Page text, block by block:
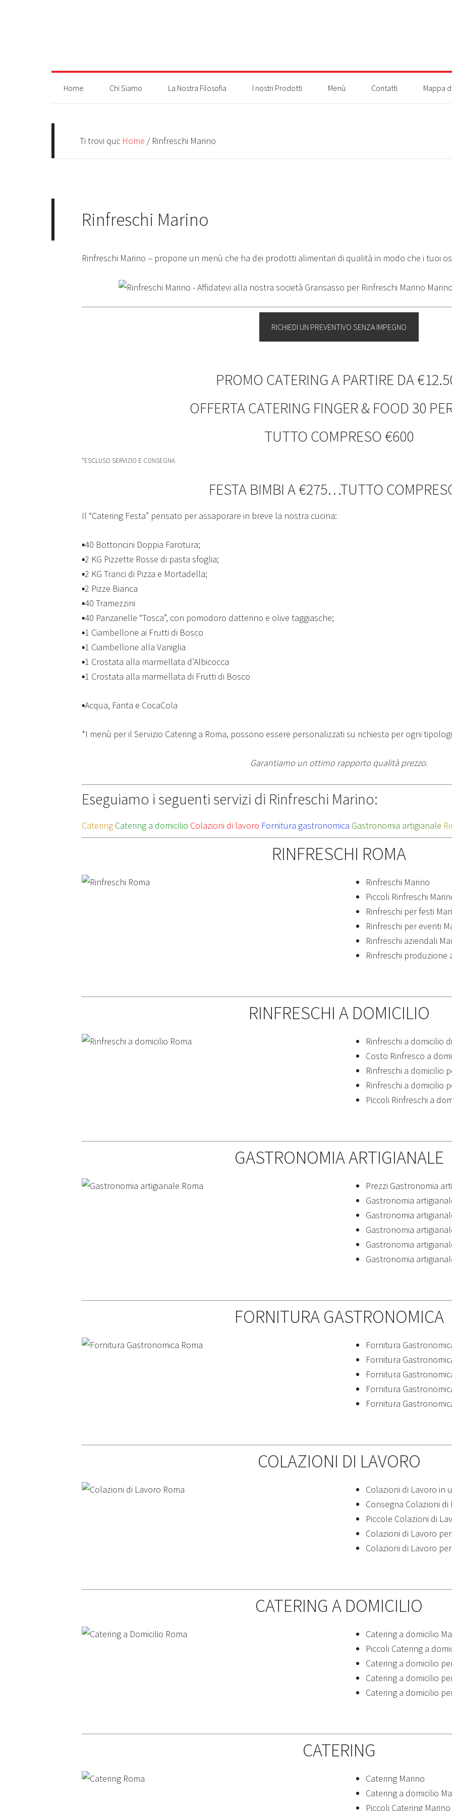
Home Chi Siamo La Nostra Filosofia I nostri Prodotti Menù Contatti Mappa
Ti trovi qui: Home /Rinfreschi Marino
Rinfreschi Marino
Rinfreschi Marino – propone un menù che ha dei prodotti alimentari di qualità in modo che i tuoi
RICHIEDI UN PREVENTIVO SENZA IMPEGNO
PROMO CATERING A PARTIRE DA
OFFERTA CATERING FINGER & FOOD 30
TUTTO COMPRESO €600
*ESCLUSO SERVIZIO E CONSEGNA
FESTA BIMBI A €275…TUTTO
Il “Catering Festa” pensato per assaporare in breve la nostra cucina:
▪️40 Bottoncini Doppia Farcitura;
▪️2 KG Pizzette Rosse di pasta sfoglia;
▪️2 KG Tranci di Pizza e Mortadella;
▪️2 Pizze Bianca
▪️40 Tramezzini
▪️40 Panzanelle “Tosca”, con pomodoro datterino e olive taggiasche;
▪️1 Ciambellone ai Frutti di Bosco
▪️1 Ciambellone alla Vaniglia
▪️1 Crostata alla marmellata d’Albicocca
▪️1 Crostata alla marmellata di Frutti di Bosco
▪️Acqua, Fanta e CocaCola
*I menù per il Servizio Catering a Roma, possono essere personalizzati su richiesta per ogni
Garantiamo un ottimo rapporto qualità prezzo.
Eseguiamo i seguenti servizi di Rinfreschi Marino:
Catering Catering a domicilio Colazioni di lavoro Fornitura gastronomica Gastronomia artigianale
RINFRESCHI ROMA
Rinfreschi Marino
Piccoli Rinfreschi
Rinfreschi per festi
Rinfreschi per eventi
Rinfreschi aziendali
Rinfreschi produzione
RINFRESCHI A DOMICILIO
Rinfreschi a domicilio
Costo Rinfresco a
Rinfreschi a domicilio
Rinfreschi a domicilio
Piccoli Rinfreschi a
GASTRONOMIA ARTIGIANALE
Prezzi Gastronomia
Gastronomia
Gastronomia
Gastronomia
Gastronomia
Gastronomia
FORNITURA GASTRONOMICA
Fornitura
Fornitura
Fornitura
Fornitura
Fornitura
COLAZIONI DI LAVORO
Colazioni di Lavoro in
Consegna Colazioni
Piccole Colazioni di
Colazioni di Lavoro
Colazioni di Lavoro
CATERING A DOMICILIO
Catering a domicilio
Piccoli Catering a
Catering a domicilio
Catering a domicilio
Catering a domicilio
CATERING
Catering Marino
Catering a domicilio
Piccoli Catering Marino